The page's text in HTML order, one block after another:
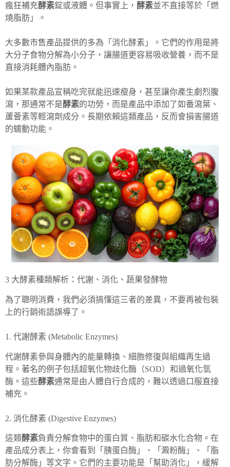
瘋狂補充酵素錠或液體。但事實上， 酵素並不直接等於「燃
燒脂肪」。
大多數市售產品提供的多為「消化酵素」。它們的作用是將
大分子食物分解為小分子，讓腸道更容易吸收營養，而不是
直接消耗體內脂肪。
如果某款產品宣稱吃完就能迅速瘦身，甚至讓你產生劇烈腹
瀉，那通常不是酵素的功勞，而是產品中添加了如番瀉葉、
蘆薈素等輕瀉劑成分。長期依賴這類產品，反而會損害腸道
的蠕動功能。
3 大酵素種類解析：代謝、消化、蔬果發酵物
為了聰明消費，我們必須搞懂這三者的差異，不要再被包裝
上的行銷術語誤導了。
1. 代謝酵素 (Metabolic Enzymes)
代謝酵素參與身體內的能量轉換、細胞修復與組織再生過
程。著名的例子包括超氧化物歧化酶（SOD）和過氧化氫
酶。這些酵素通常是由人體自行合成的，難以透過口服直接
補充。
2. 消化酵素 (Digestive Enzymes)
這類酵素負責分解食物中的蛋白質、脂肪和碳水化合物。在
產品成分表上，你會看到「胰蛋白酶」、「澱粉酶」、「脂
肪分解酶」等文字。它們的主要功能是「幫助消化」，緩解